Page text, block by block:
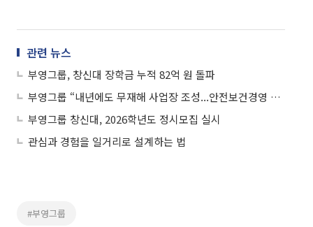
관련 뉴스
부영그룹, 창신대 장학금 누적 82억 원 돌파
부영그룹 “내년에도 무재해 사업장 조성...안전보건경영 방침”
부영그룹 창신대, 2026학년도 정시모집 실시
관심과 경험을 일거리로 설계하는 법
#부영그룹